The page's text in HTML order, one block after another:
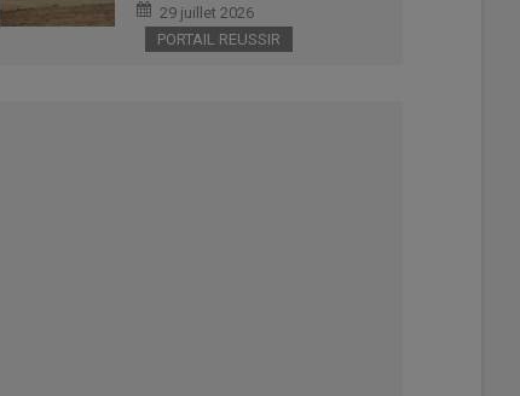
29 juillet 2026
PORTAIL REUSSIR